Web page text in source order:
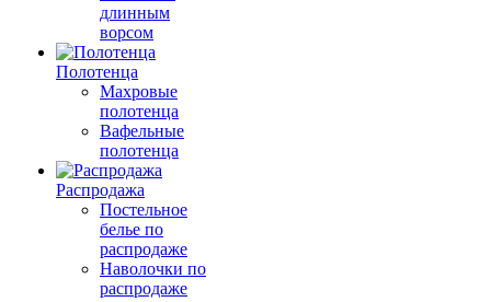
длинным
ворсом
Полотенца
Махровые
полотенца
Вафельные
полотенца
Распродажа
Постельное
белье по
распродаже
Наволочки по
распродаже